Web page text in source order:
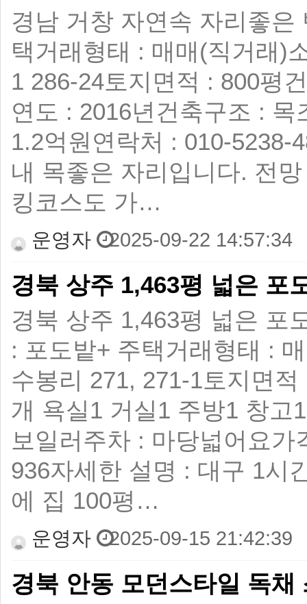
경남 거창 자연속 자리좋은
택 ​ 거래형태 : 매매(직거래)
1 286-24 ​ 토지면적 : 800평
연도 : 2016년 ​ 건축구조 : 목
1.2억원 ​ 연락처 : 010-
내 목좋은 자리입니다. 전
킹코스도 가…
운영자 2025-09-22 14:57:34
경북 상주 1,463평 넓은 포
경북 상주 1,463평 넓은 포
: 포도밭+ 주택 ​ 거래형태 :
수봉리 271, 271-1 ​ 토지면
개 욕실1 거실1 주방1 창고
보일러 ​ 주차 : 마당넓어요
936 ​ 자세한 설명 : 대구 1
에 집 100평…
운영자 2025-09-15 21:42:39
경북 안동 모던스타일 독